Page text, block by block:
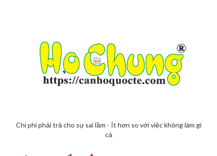
Chi phí phải trả cho sự sai lầm - Ít hơn so với việc không làm gì
cả